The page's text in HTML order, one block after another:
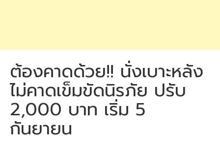
ต้องคาดด้วย!! นั่งเบาะหลัง
ไม่คาดเข็มขัดนิรภัย ปรับ
2,000 บาท เริ่ม 5
กันยายน